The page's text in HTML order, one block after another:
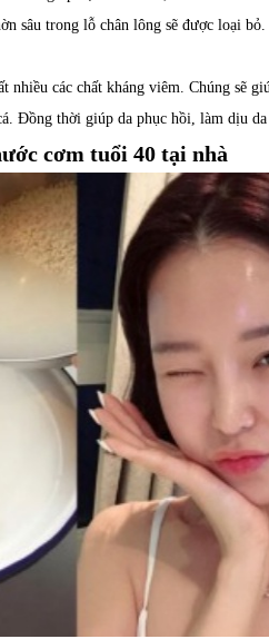
sâu trong lỗ chân lông sẽ được loại
nhiều các chất kháng viêm. Chúng sẽ
Đồng thời giúp da phục hồi, làm dịu da
cơm tuổi 40 tại nhà